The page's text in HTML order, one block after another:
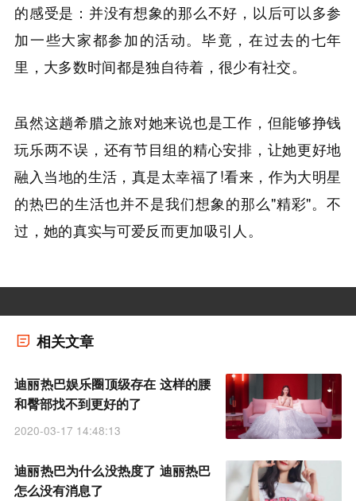
的感受是：并没有想象的那么不好，以后可以多参
加一些大家都参加的活动。毕竟，在过去的七年
里，大多数时间都是独自待着，很少有社交。
虽然这趟希腊之旅对她来说也是工作，但能够挣钱
玩乐两不误，还有节目组的精心安排，让她更好地
融入当地的生活，真是太幸福了!看来，作为大明星
的热巴的生活也并不是我们想象的那么"精彩"。不
过，她的真实与可爱反而更加吸引人。
相关文章
迪丽热巴娱乐圈顶级存在 这样的腰
和臀部找不到更好的了
2020-03-17 14:48:13
迪丽热巴为什么没热度了 迪丽热巴
怎么没有消息了